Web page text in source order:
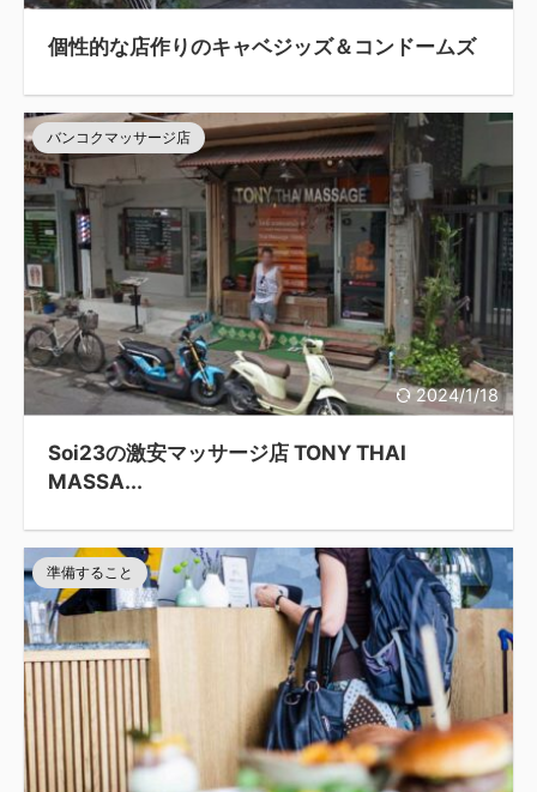
個性的な店作りのキャベジッズ＆コンドームズ
2024/1/18
バンコクマッサージ店
Soi23の激安マッサージ店 TONY THAI
MASSA...
準備すること